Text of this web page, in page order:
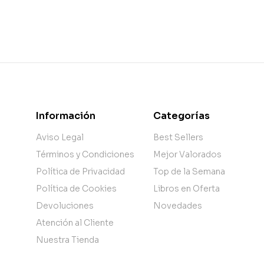
Información
Aviso Legal
Términos y Condiciones
Política de Privacidad
Política de Cookies
Devoluciones
Atención al Cliente
Nuestra Tienda
Categorías
Best Sellers
Mejor Valorados
Top de la Semana
Libros en Oferta
Novedades